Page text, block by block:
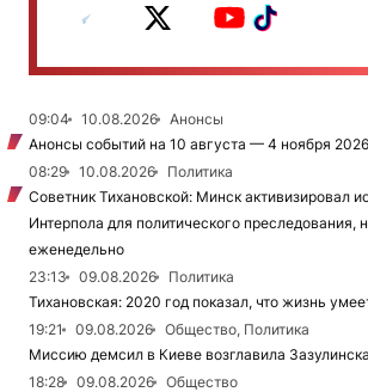
09:04 10.08.2026
Анонсы
Анонсы событий на 10 августа — 4 ноября
08:29
10.08.2026
Политика
Советник Тихановской: Минск активизировал
Интерпола для политического
еженедельно
23:13
09.08.2026
Политика
Тихановская: 2020 год показал, что жизнь
19:21
09.08.2026
Общество, Политика
Миссию демсил в Киеве возглавила
18:28
09.08.2026
Общество